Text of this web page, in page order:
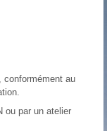
conformément au
ou par un atelier